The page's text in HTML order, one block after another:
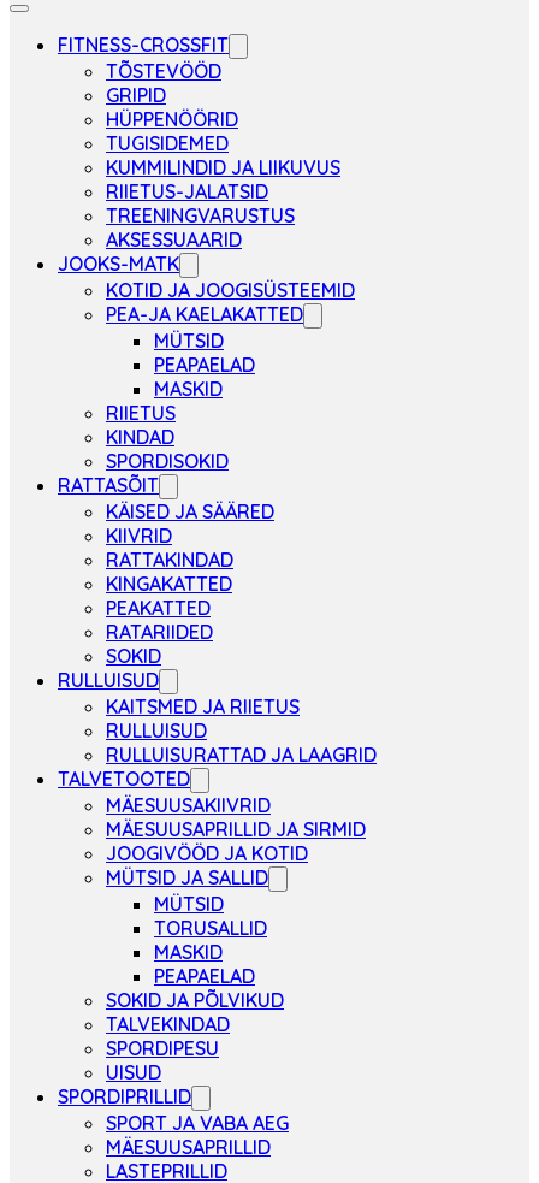
FITNESS-CROSSFIT
TÕSTEVÖÖD
GRIPID
HÜPPENÖÖRID
TUGISIDEMED
KUMMILINDID JA LIIKUVUS
RIIETUS-JALATSID
TREENINGVARUSTUS
AKSESSUAARID
JOOKS-MATK
KOTID JA JOOGISÜSTEEMID
PEA-JA KAELAKATTED
MÜTSID
PEAPAELAD
MASKID
RIIETUS
KINDAD
SPORDISOKID
RATTASÕIT
KÄISED JA SÄÄRED
KIIVRID
RATTAKINDAD
KINGAKATTED
PEAKATTED
RATARIIDED
SOKID
RULLUISUD
KAITSMED JA RIIETUS
RULLUISUD
RULLUISURATTAD JA LAAGRID
TALVETOOTED
MÄESUUSAKIIVRID
MÄESUUSAPRILLID JA SIRMID
JOOGIVÖÖD JA KOTID
MÜTSID JA SALLID
MÜTSID
TORUSALLID
MASKID
PEAPAELAD
SOKID JA PÕLVIKUD
TALVEKINDAD
SPORDIPESU
UISUD
SPORDIPRILLID
SPORT JA VABA AEG
MÄESUUSAPRILLID
LASTEPRILLID